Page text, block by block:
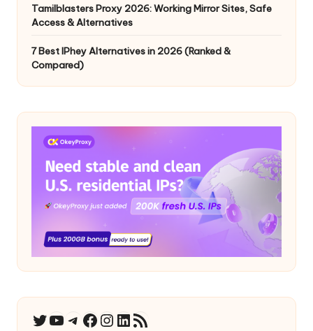
Tamilblasters Proxy 2026: Working Mirror Sites, Safe
Access & Alternatives
7 Best IPhey Alternatives in 2026 (Ranked &
Compared)
ツイッターユーチューブ テレグラム フェイスブックインスタグラム LinkedIn
RSSフィード